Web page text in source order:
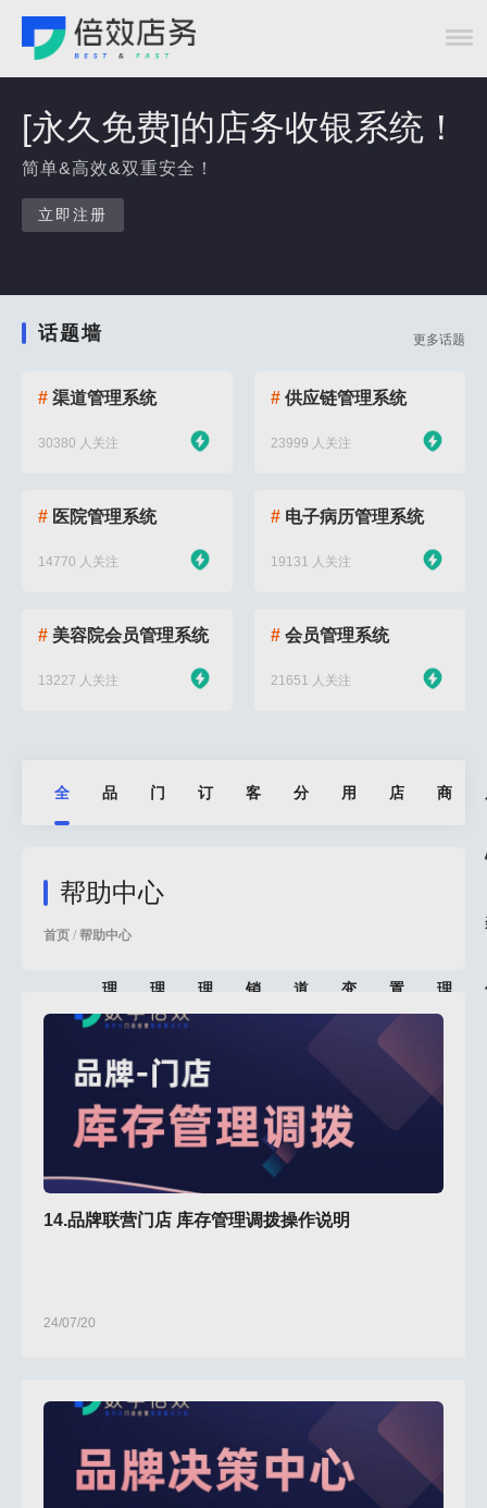
[永久免费]的店务收银系统！
简单&高效&双重安全！
立即注册
话题墙 更多话题
# 渠道管理系统
30380 人关注
# 供应链管理系统
23999 人关注
# 医院管理系统
14770 人关注
# 电子病历管理系统
19131 人关注
# 美容院会员管理系统
13227 人关注
# 会员管理系统
21651 人关注
全 品
理
门
理
订
理
客
销
分
道
理
用
变
店
置
商
理
帮助中心
首页 / 帮助中心
14.品牌联营门店 库存管理调拨操作说明
24/07/20